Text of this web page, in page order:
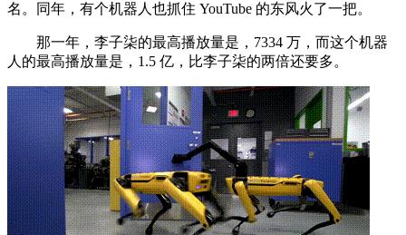
名。同年，有个机器人也抓住 YouTube 的东风火了一把。
那一年，李子柒的最高播放量是，7334 万，而这个机器
人的最高播放量是，1.5 亿，比李子柒的两倍还要多。